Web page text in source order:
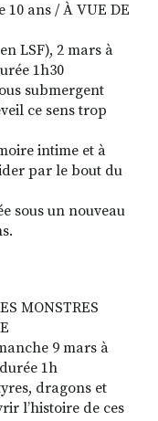
10 ans / À VUE DE
LSF), 2 mars à
1h30
submergent
ce sens trop
intime et à
par le bout du
sous un nouveau
MONSTRES
9 mars à
1h
dragons et
l’histoire de ces